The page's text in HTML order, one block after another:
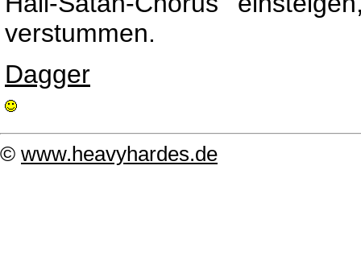
verstummen.
Dagger
© www.heavyhardes.de